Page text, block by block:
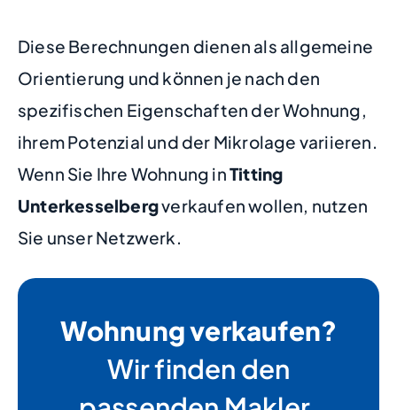
Diese Berechnungen dienen als allgemeine
Orientierung und können je nach den
spezifischen Eigenschaften der Wohnung,
ihrem Potenzial und der Mikrolage variieren.
Wenn Sie Ihre Wohnung inTitting
Unterkesselbergverkaufen wollen, nutzen
Sie unser Netzwerk.
Wohnung verkaufen?
Wir finden den